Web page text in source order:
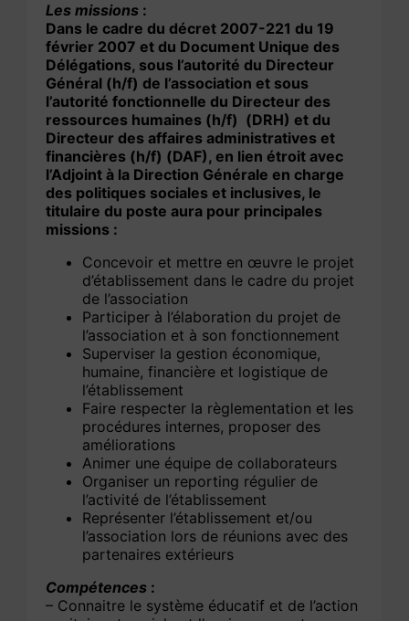
Les missions :
Dans le cadre du décret 2007-221 du 19
février 2007 et du Document Unique des
Délégations, sous l’autorité du Directeur
Général (h/f) de l’association et sous
l’autorité fonctionnelle du Directeur des
ressources humaines (h/f) (DRH) et du
Directeur des affaires administratives et
financières (h/f) (DAF), en lien étroit avec
l’Adjoint à la Direction Générale en charge
des politiques sociales et inclusives, le
titulaire du poste aura pour principales
missions :
Concevoir et mettre en œuvre le projet
d’établissement dans le cadre du projet
de l’association
Participer à l’élaboration du projet de
l’association et à son fonctionnement
Superviser la gestion économique,
humaine, financière et logistique de
l’établissement
Faire respecter la règlementation et les
procédures internes, proposer des
améliorations
Animer une équipe de collaborateurs
Organiser un reporting régulier de
l’activité de l’établissement
Représenter l’établissement et/ou
l’association lors de réunions avec des
partenaires extérieurs
Compétences :
– Connaitre le système éducatif et de l’action